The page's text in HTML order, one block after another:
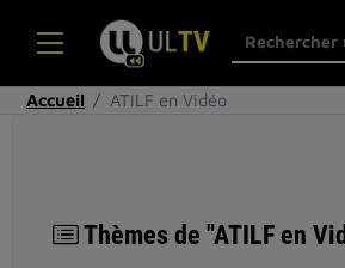
Accueil ATILF en Vidéo
Thèmes de "ATILF en